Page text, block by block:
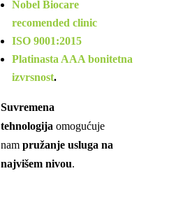
Nobel Biocare
recomended clinic
ISO 9001:2015
Platinasta AAA bonitetna
izvrsnost.
Suvremena
tehnologija omogućuje
nam pružanje usluga na
najvišem nivou.